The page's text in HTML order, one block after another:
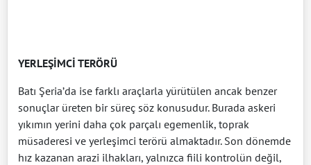
YERLEŞİMCİ TERÖRÜ
Batı Şeria’da ise farklı araçlarla yürütülen ancak benzer
sonuçlar üreten bir süreç söz konusudur. Burada askeri
yıkımın yerini daha çok parçalı egemenlik, toprak
müsaderesi ve yerleşimci terörü almaktadır. Son dönemde
hız kazanan arazi ilhakları, yalnızca fiili kontrolün değil,